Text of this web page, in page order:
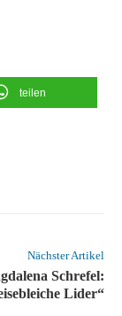
teilen
Nächster Artikel
Schrefel:
Lider“